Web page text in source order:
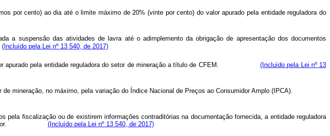
por cento) ao dia até o limite máximo de 20% (vinte por cento) do valor apurado pela entidade reguladora do
a suspensão das atividades de lavra até o adimplemento da obrigação de apresentação dos documentos
(Incluído pela Lei nº 13 540, de 2017)
apurado pela entidade reguladora do setor de mineração a título de CFEM.(Incluído pela Lei nº 13
de mineração, no máximo, pela variação do Índice Nacional de Preços ao Consumidor Amplo (IPCA).
fiscalização ou de existirem informações contraditórias na documentação fornecida, a entidade reguladora
fato gerador. (Incluído pela Lei nº 13 540, de 2017)